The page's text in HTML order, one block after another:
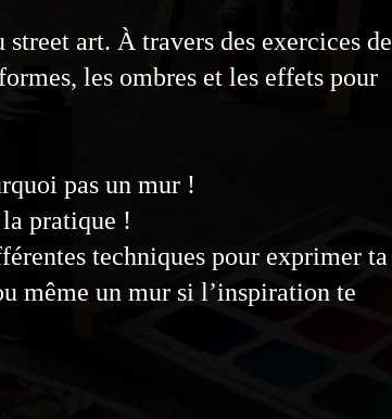
art. À travers des exercices de
les ombres et les effets pour
pas un mur !
pratique !
techniques pour exprimer ta
même un mur si l’inspiration te